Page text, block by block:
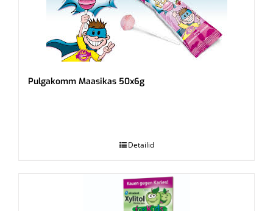
Pulgakomm Maasikas 50x6g
Detailid